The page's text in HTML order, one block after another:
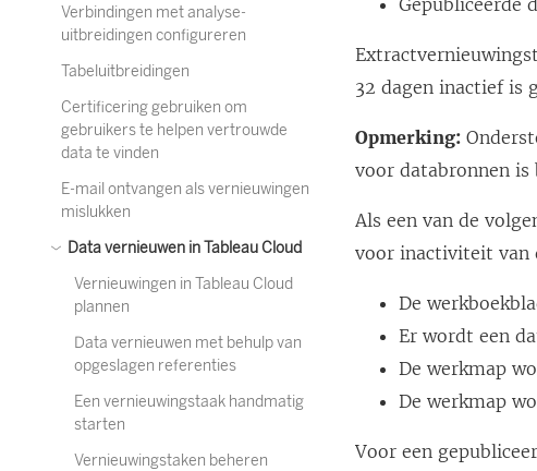
Verbindingen met analyse-
uitbreidingen configureren
Tabeluitbreidingen
Certificering gebruiken om
gebruikers te helpen vertrouwde
data te vinden
E-mail ontvangen als vernieuwingen
mislukken
Data vernieuwen in Tableau Cloud
Vernieuwingen in Tableau Cloud
plannen
Data vernieuwen met behulp van
opgeslagen referenties
Een vernieuwingstaak handmatig
starten
Vernieuwingstaken beheren
Gepubliceerde
32 dagen inactief is
Opmerking:
voor databronnen is
Als een van de
voor inactiviteit van
De
Er wordt een
De werkmap
De werkmap
Voor een